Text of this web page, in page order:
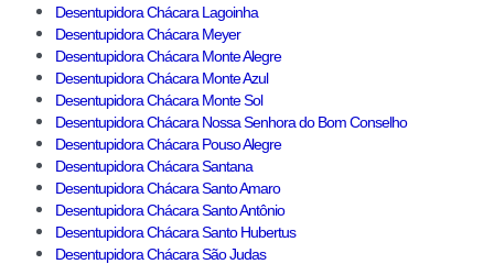
Desentupidora Chácara Lagoinha
Desentupidora Chácara Meyer
Desentupidora Chácara Monte Alegre
Desentupidora Chácara Monte Azul
Desentupidora Chácara Monte Sol
Desentupidora Chácara Nossa Senhora do Bom Conselho
Desentupidora Chácara Pouso Alegre
Desentupidora Chácara Santana
Desentupidora Chácara Santo Amaro
Desentupidora Chácara Santo Antônio
Desentupidora Chácara Santo Hubertus
Desentupidora Chácara São Judas